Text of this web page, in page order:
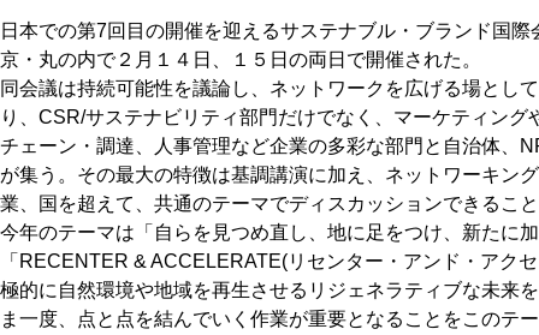
日本での第7回目の開催を迎えるサステナブル・ブランド国
京・丸の内で２月１４日、１５日の両日で開催された。
同会議は持続可能性を議論し、ネットワークを広げる場とし
り、CSR/サステナビリティ部門だけでなく、マーケティン
チェーン・調達、人事管理など企業の多彩な部門と自治体、
が集う。その最大の特徴は基調講演に加え、ネットワーキン
業、国を超えて、共通のテーマでディスカッションできるこ
今年のテーマは「自らを見つめ直し、地に足をつけ、新たに
「RECENTER & ACCELERATE(リセンター・アンド・アク
極的に自然環境や地域を再生させるリジェネラティブな未来
ま一度、点と点を結んでいく作業が重要となることをこのテ